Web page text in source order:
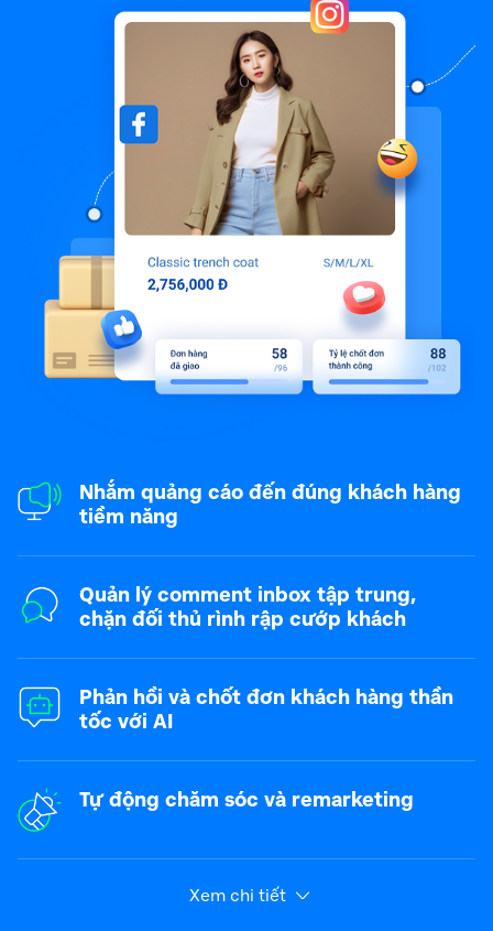
Nhắm quảng cáo đến đúng khách hàng
tiềm năng
Quản lý comment inbox tập trung,
chặn đối thủ rình rập cướp khách
Phản hồi và chốt đơn khách hàng thần
tốc với AI
Tự động chăm sóc và remarketing
Xem chi tiết